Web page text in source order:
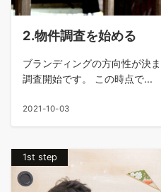
2.物件調査を始める
ブランディングの方向性が決
調査開始です。 この時点で...
2021-10-03
1st step